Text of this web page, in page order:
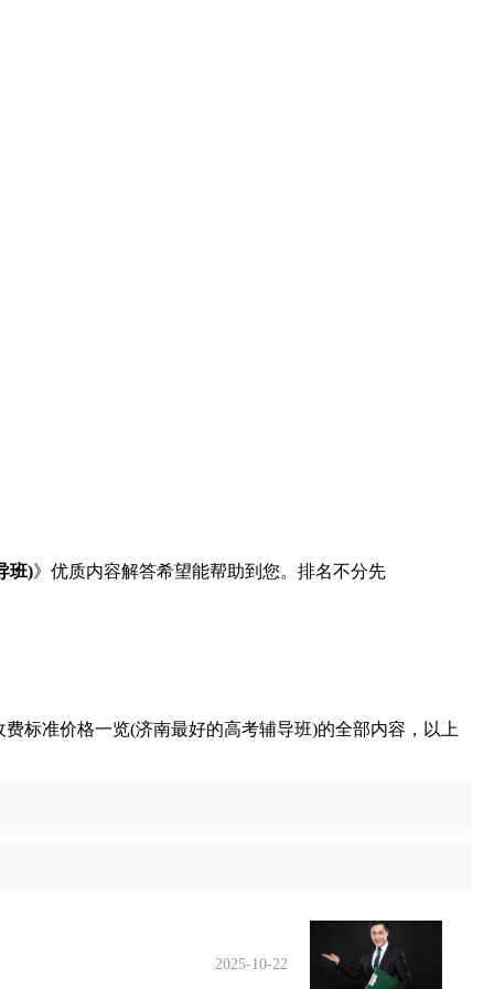
班)》优质内容解答希望能帮助到您。排名不分先
标准价格一览(济南最好的高考辅导班)的全部内容，以上
2025-10-22